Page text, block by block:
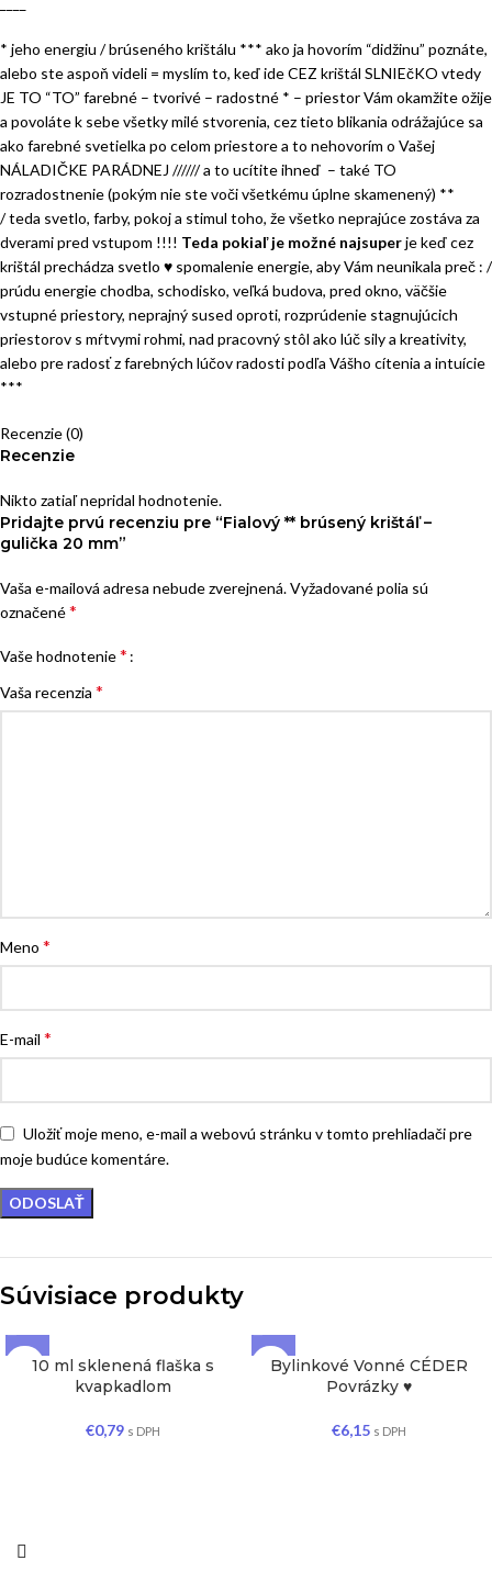
* jeho energiu / brúseného krištálu *** ako ja hovorím “didžinu” poznáte,
alebo ste aspoň videli = myslím to, keď ide CEZ krištál SLNIEčKO vtedy
JE TO “TO” farebné – tvorivé – radostné * – priestor Vám okamžite ožije
a povoláte k sebe všetky milé stvorenia, cez tieto blikania odrážajúce sa
ako farebné svetielka po celom priestore a to nehovorím o Vašej
NÁLADIČKE PARÁDNEJ ////// a to ucítite ihneď – také TO
rozradostnenie (pokým nie ste voči všetkému úplne skamenený) **
/ teda svetlo, farby, pokoj a stimul toho, že všetko neprajúce zostáva za
dverami pred vstupom !!!! Teda pokiaľ je možné najsuperje keď cez
krištál prechádza svetlo ♥ spomalenie energie, aby Vám neunikala preč : /
prúdu energie chodba, schodisko, veľká budova, pred okno, väčšie
vstupné priestory, neprajný sused oproti, rozprúdenie stagnujúcich
priestorov s mŕtvymi rohmi, nad pracovný stôl ako lúč sily a kreativity,
alebo pre radosť z farebných lúčov radosti podľa Vášho cítenia a intuície
***
Recenzie (0)
Recenzie
Nikto zatiaľ nepridal hodnotenie.
Pridajte prvú recenziu pre “Fialový ** brúsený krištáľ –
gulička 20 mm”
Vaša e-mailová adresa nebude zverejnená.Vyžadované polia sú
označené*
Vaše hodnotenie*
Vaša recenzia *
Meno *
E-mail *
Uložiť moje meno, e-mail a webovú stránku v tomto prehliadači pre
moje budúce komentáre.
Súvisiace produkty
10 ml sklenená flaška s
kvapkadlom
€0,79 s DPH
Bylinkové Vonné CÉDER
Povrázky ♥
€6,15 s DPH